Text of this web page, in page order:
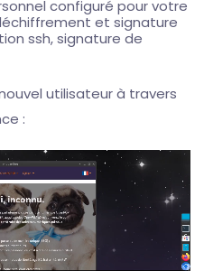
configuré pour votre
et signature
ssh, signature de
utilisateur à travers
: